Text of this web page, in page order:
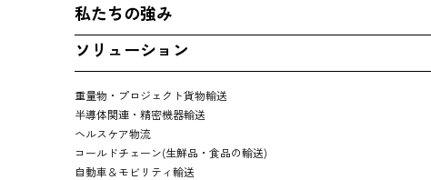
私たちの強み
ソリューション
重量物・プロジェクト貨物輸送
半導体関連・精密機器輸送
ヘルスケア物流
コールドチェーン(生鮮品・食品の輸送)
自動車＆モビリティ輸送